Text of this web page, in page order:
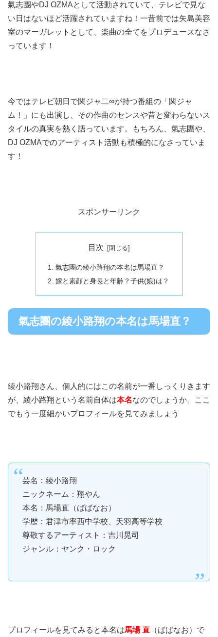
氣志團やDJ OZMAとして活動されていて、テレビで見な
い日はないほど活躍されていますね！一昔前では矢島美容
室のマーガレットとして、楽曲の全てをプロデュースなさ
っています！
今ではテレビ朝日で関ジャ二∞が持つ番組の「関ジャ
ム！」にも出演し、その作曲のセンスや昔と変わらないス
タイルの真実を熱く語っています。もちろん、氣志團や、
DJ OZMAでのアーティスト活動も積極的になさっていま
す！
スポンサーリンク
目次
氣志團の綾小路翔の本名は馬場直？
嫁と素顔と身長と年齢？子供(娘)は？
氣志團の綾小路翔の本名は馬場直？
綾小路翔さん、個人的にはこの名前が一番しっくりきます
が、綾小路翔という名前自体は本名なのでしょうか。ここ
でもう一度細かいプロフィールを見てみましょう
芸名：綾小路翔
ニックネーム：翔やん
本名：馬場直（ばばなお）
学歴：君津市率西中学校、天羽高等学校
尊敬するアーティスト：吉川晃司
ジャンル：ヤンク・ロック
プロフィールを見てみると本名は馬場 直 （ばばなお）で